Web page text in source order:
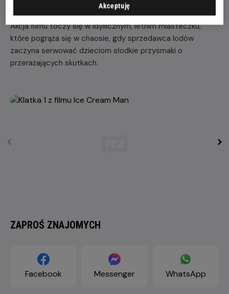
Dimension należące do Studiocanal.
Akcja filmu toczy się w idyllicznym, letnim miasteczku,
które pogrąża się w chaosie, gdy sprzedawca lodów
zaczyna serwować dzieciom słodkie przysmaki o
przerażających skutkach.
ZAPROŚ ZNAJOMYCH
Facebook Messenger WhatsApp
Akceptuję